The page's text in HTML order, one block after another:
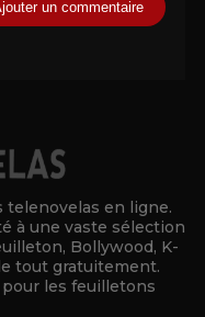
telenovelas en ligne.
à une vaste sélection
Bollywood, K-
tout gratuitement.
les feuilletons